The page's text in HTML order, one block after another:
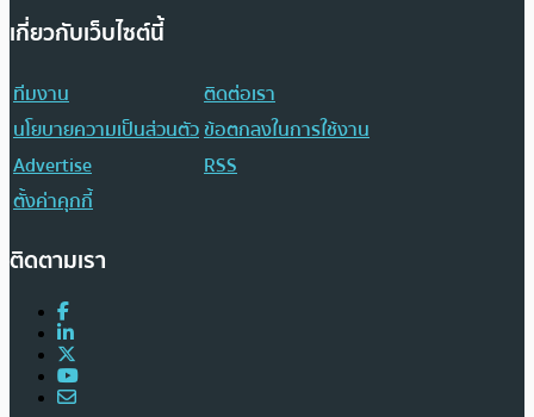
เกี่ยวกับเว็บไซต์นี้
ทีมงาน
ติดต่อเรา
นโยบายความเป็นส่วนตัวข้อตกลงในการใช้งาน
Advertise
RSS
ตั้งค่าคุกกี้
ติดตามเรา